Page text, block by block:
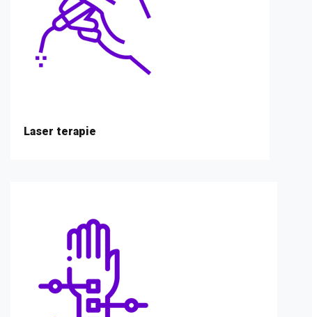
Laser terapie